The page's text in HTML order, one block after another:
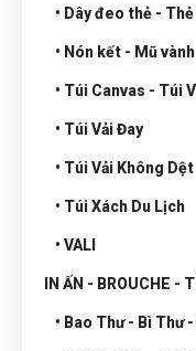
• Dây đeo thẻ -
• Nón kết - Mũ vành
• Túi Canvas - Túi
• Túi Vải Đay
• Túi Vải Không Dệt
• Túi Xách Du Lịch
• VALI
IN ẤN - BROUCHE -
• Bao Thư - Bì Thư